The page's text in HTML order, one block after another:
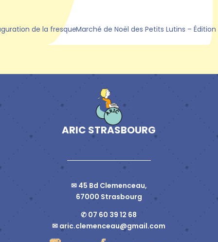
de la fresqueMarché de Noël des Petits Lutins – Édition
ARIC STRASBOURG
✉ 45 Bd Clemenceau,
67000 Strasbourg
✆ 07 60 39 12 68
✉ aric.clemenceau@gmail.com